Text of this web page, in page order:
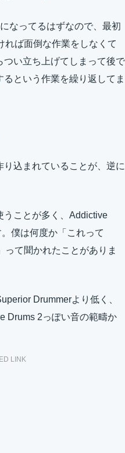
なってるはずなので、最初
れば面倒な作業をしなくて
い立ち上げてしまって後で
という作業を繰り返してま
込まれていることが、逆に
うことが多く、Addictive
僕は何度か「これって
て聞かれたことがありま
Drummerより低く、
Drums 2っぽい音の範疇か
LINK